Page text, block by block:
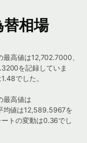
相場
高値は12,702.7000、
を記録していま
でした。
最高値は
均値は12,589.5967を
トの変動は0.36でし